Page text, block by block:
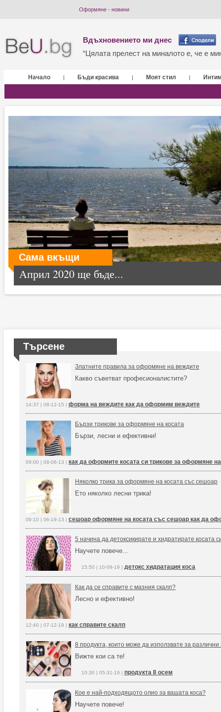
Оформяне - новини
Вдъхновението ми днес
“Цялата прелест на миналото е, че е
Начало | Бъди красива | Моят стил |
Сама вкъщи
Април 2020 ще бъде...
Търсене
Златните правила за оформяне на веждите
Какво съветват професионалистите?
14:37 | 08-12-15 | форма на веждите как да оформим веждите
Бързи трикове за оформяне на косата
Бързи, лесни и ефективни!
09:00 | 08-06-13 | как да оформите косата си трикове за оформяне
Няколко трика за оформяне на косата със сешоар
Ето няколко лесни трика!
09:10 | 06-19-13 | сешоар оформяне на косата със сешоар как да
5 начина да детоксикирате и хидратирате косата
Научете повече...
15:50 | 10-09-19 | детокс хидратация коса
Как да се справите с мазния скалп?
Лесно и ефективно!
12:40 | 07-12-19 | как справите скалп
8 продукта, които може да използвате за
Вижте кои са те!
10:30 | 05-31-19 | продукта 8 осем
Кое е най-подходящото олио за вашата коса?
Научете повече!